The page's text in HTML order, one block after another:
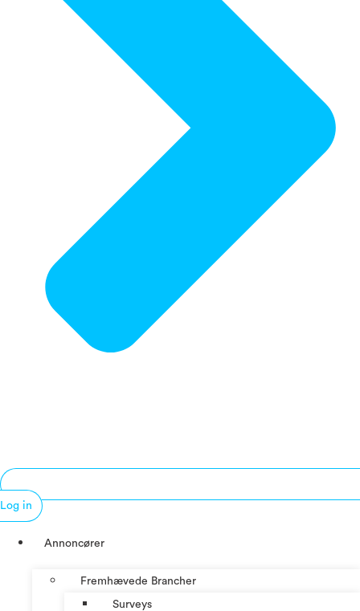
Log in
Annoncører
Fremhævede Brancher
Surveys